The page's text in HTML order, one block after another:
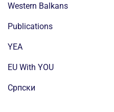
Western Balkans
Publications
YEA
EU With YOU
Cрпски